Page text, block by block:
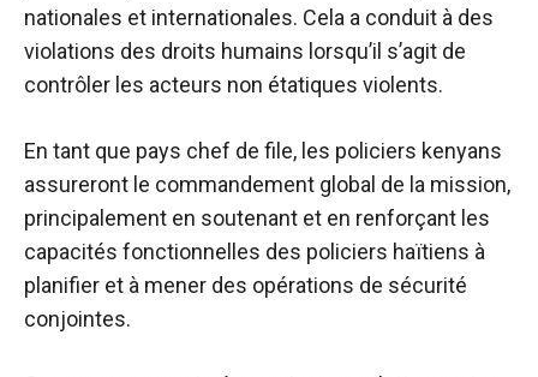
nationales et internationales. Cela a conduit à des
violations des droits humains lorsqu’il s’agit de
contrôler les acteurs non étatiques violents.
En tant que pays chef de file, les policiers kenyans
assureront le commandement global de la mission,
principalement en soutenant et en renforçant les
capacités fonctionnelles des policiers haïtiens à
planifier et à mener des opérations de sécurité
conjointes.